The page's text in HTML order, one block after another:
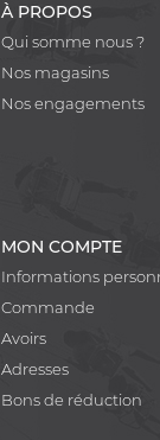
À PROPOS
Qui somme nous ?
Nos magasins
Nos engagements
MON COMPTE
Informations
Commande
Avoirs
Adresses
Bons de réduction